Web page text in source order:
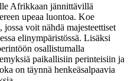
Afrikkaan jännittävillä
upeaa luontoa. Koe
voit nähdä majesteettiset
elinympäristössä. Lisäksi
osallistumalla
paikallisiin perinteisiin ja
on täynnä henkeäsalpaavia